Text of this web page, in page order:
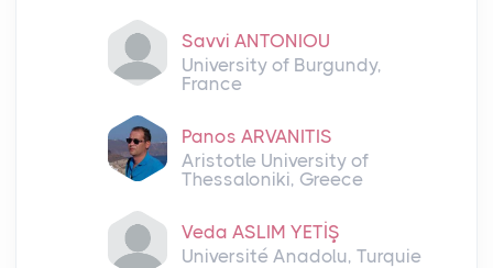
Savvi ANTONIOU
University of Burgundy,
France
Panos ARVANITIS
Aristotle University of
Thessaloniki, Greece
Veda ASLIM YETİŞ
Université Anadolu, Turquie